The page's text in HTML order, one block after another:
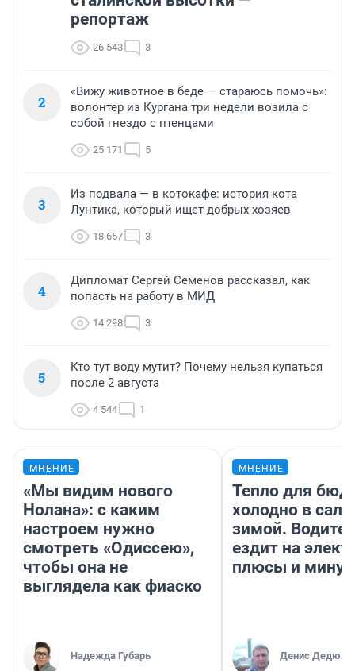
репортаж
26 543 3
2
«Вижу животное в беде — стараюсь помочь»:
волонтер из Кургана три недели возила с
собой гнездо с птенцами
25 171 5
3
Из подвала — в котокафе: история кота
Лунтика, который ищет добрых хозяев
18 657 3
4
Дипломат Сергей Семенов рассказал, как
попасть на работу в МИД
14 298 3
5
Кто тут воду мутит? Почему нельзя купаться
после 2 августа
4 544 1
МНЕНИЕ
«Мы видим нового
Нолана»: с каким
настроем нужно
смотреть «Одиссею»,
чтобы она не
выглядела как фиаско
Надежда Губарь
МНЕНИЕ
Тепло для
холодно в
зимой.
ездит на
плюсы и
Денис